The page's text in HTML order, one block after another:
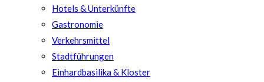
Hotels & Unterkünfte
Gastronomie
Verkehrsmittel
Stadtführungen
Einhardbasilika & Kloster